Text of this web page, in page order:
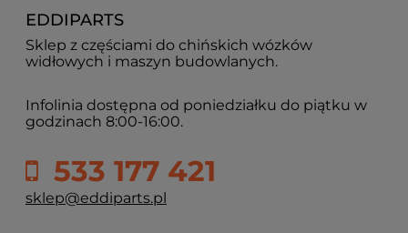
EDDIPARTS
Sklep z częściami do chińskich wózków
widłowych i maszyn budowlanych.
Infolinia dostępna od poniedziałku do piątku w
godzinach 8:00-16:00.
533 177 421
sklep@eddiparts.pl